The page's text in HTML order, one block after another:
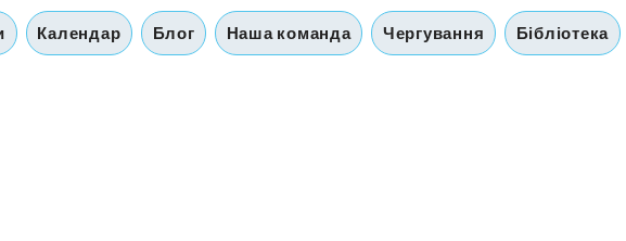
Календар Блог Наша команда Чергування Бібліотека